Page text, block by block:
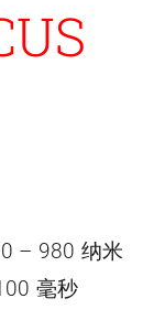
– 980 纳米
毫秒